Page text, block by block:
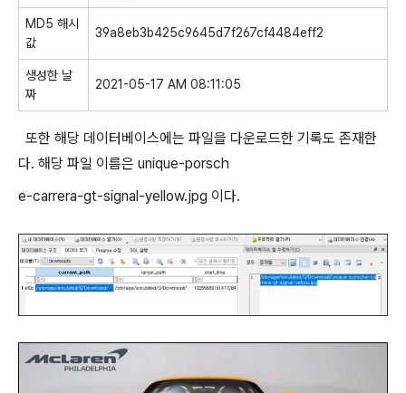
MD5 해시
값
39a8eb3b425c9645d7f267cf4484eff2
생성한 날
짜
2021-05-17 AM 08:11:05
또한 해당 데이터베이스에는 파일을 다운로드한 기록도 존재한
다. 해당 파일 이름은 unique-porsch
e-carrera-gt-signal-yellow.jpg 이다.